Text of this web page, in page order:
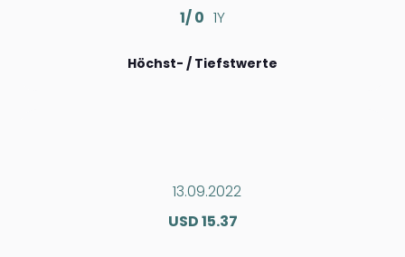
1/ 0 1Y
Höchst- / Tiefstwerte
13.09.2022
USD 15.37